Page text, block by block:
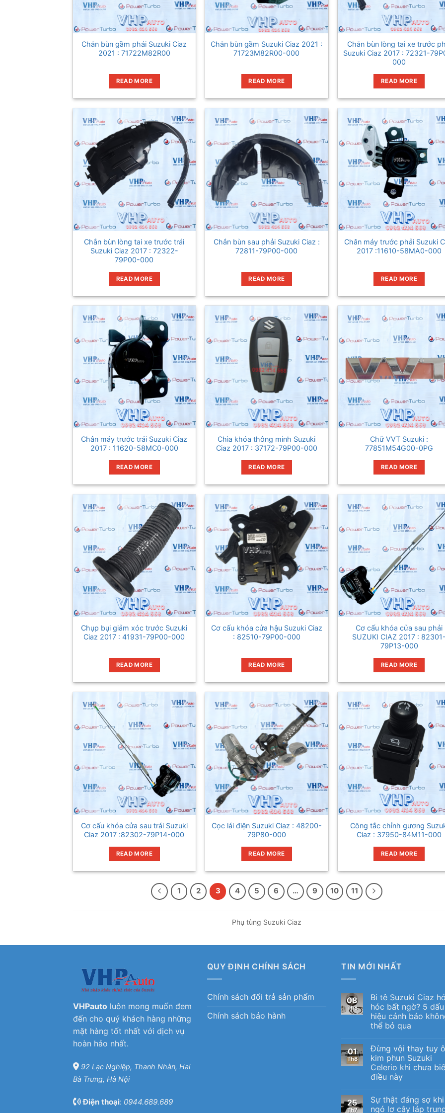
Chắn bùn gầm phải Suzuki Ciaz
2021 : 71722M82R00
READ MORE
Chắn bùn gầm Suzuki Ciaz 2021 :
71723M82R00-000
READ MORE
Chắn bùn lòng tai xe trước
Suzuki Ciaz 2017 : 72321-
000
READ MORE
Chắn bùn lòng tai xe trước trái
Suzuki Ciaz 2017 : 72322-
79P00-000
READ MORE
Chắn bùn sau phải Suzuki Ciaz :
72811-79P00-000
READ MORE
Chân máy trước phải Suzuki
2017 :11610-58MA0-000
READ MORE
Chân máy trước trái Suzuki Ciaz
2017 : 11620-58MC0-000
READ MORE
Chìa khóa thông minh Suzuki
Ciaz 2017 : 37172-79P00-000
READ MORE
Chữ VVT Suzuki :
77851M54G00-0PG
READ MORE
Chụp bụi giảm xóc trước Suzuki
Ciaz 2017 : 41931-79P00-000
READ MORE
Cơ cấu khóa cửa hậu Suzuki Ciaz
: 82510-79P00-000
READ MORE
Cơ cấu khóa cửa sau phải
SUZUKI CIAZ 2017 :
79P13-000
READ MORE
Cơ cấu khóa cửa sau trái Suzuki
Ciaz 2017 :82302-79P14-000
READ MORE
Cọc lái điện Suzuki Ciaz : 48200-
79P80-000
READ MORE
Công tắc chỉnh gương
Ciaz : 37950-84M11-000
READ MORE
1 2 3 4 5 6 … 9 10 11
Phụ tùng Suzuki Ciaz
VHPauto luôn mong muốn đem
đến cho quý khách hàng những
mặt hàng tốt nhất với dịch vụ
hoàn hảo nhất.
92 Lạc Nghiệp, Thanh Nhàn, Hai
Bà Trưng, Hà Nội
Điện thoại: 0944.689.689
QUY ĐỊNH CHÍNH SÁCH
Chính sách đổi trả sản phẩm
Chính sách bảo hành
TIN MỚI NHẤT
08
Th8
Bi tê Suzuki Ciaz
hóc bất ngờ? 5 dấu
hiệu cảnh báo
thể bỏ qua
01
Th8
Đừng vội thay tuy ô
kim phun Suzuki
Celerio khi chưa
điều này
25
Th7
Sự thật đáng sợ khi
ngó lơ cây láp